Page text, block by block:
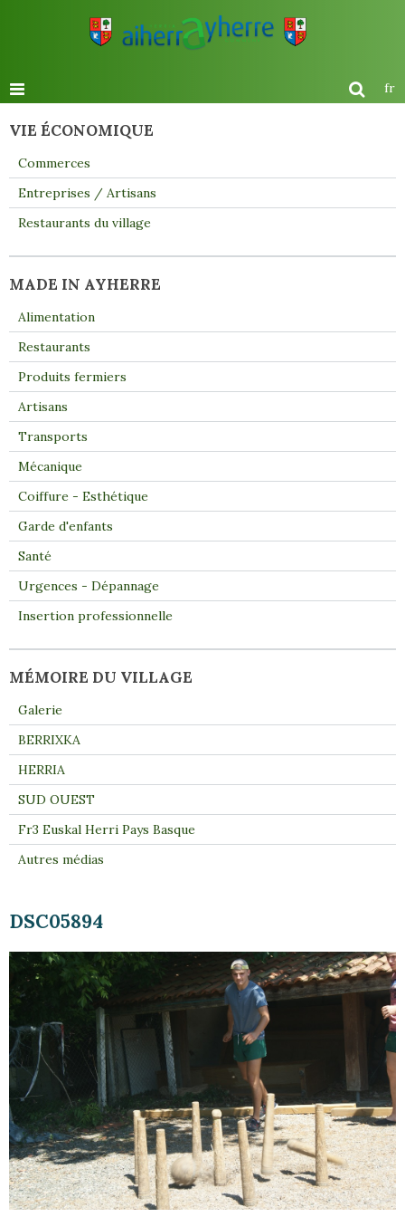
fr
DSC05894
VIE ÉCONOMIQUE
Commerces
Entreprises / Artisans
Restaurants du village
MADE IN AYHERRE
Alimentation
Restaurants
Produits fermiers
Artisans
Transports
Mécanique
Coiffure - Esthétique
Garde d'enfants
Santé
Urgences - Dépannage
Insertion professionnelle
MÉMOIRE DU VILLAGE
Galerie
BERRIXKA
HERRIA
SUD OUEST
Fr3 Euskal Herri Pays Basque
Autres médias